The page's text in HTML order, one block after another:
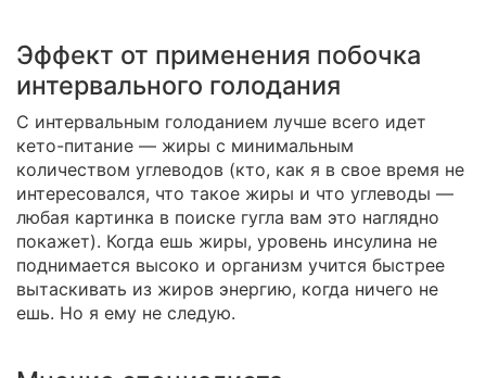
Эффект от применения побочка
интервального голодания
С интервальным голоданием лучше всего идет
кето-питание — жиры с минимальным
количеством углеводов (кто, как я в свое время не
интересовался, что такое жиры и что углеводы —
любая картинка в поиске гугла вам это наглядно
покажет). Когда ешь жиры, уровень инсулина не
поднимается высоко и организм учится быстрее
вытаскивать из жиров энергию, когда ничего не
ешь. Но я ему не следую.